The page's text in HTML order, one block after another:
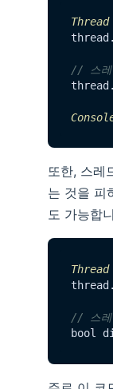
Thread
thread.
// 스레
thread.
또한, 스레
는 것을 피
도 가능합
Thread
thread.
// 스레
bool